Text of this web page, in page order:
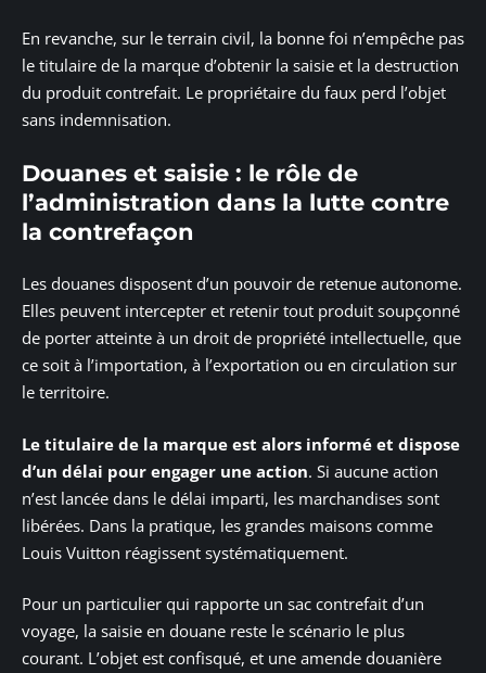
En revanche, sur le terrain civil, la bonne foi n’empêche pas
le titulaire de la marque d’obtenir la saisie et la destruction
du produit contrefait. Le propriétaire du faux perd l’objet
sans indemnisation.
Douanes et saisie : le rôle de
l’administration dans la lutte contre
la contrefaçon
Les douanes disposent d’un pouvoir de retenue autonome.
Elles peuvent intercepter et retenir tout produit soupçonné
de porter atteinte à un droit de propriété intellectuelle, que
ce soit à l’importation, à l’exportation ou en circulation sur
le territoire.
Le titulaire de la marque est alors informé et dispose
d’un délai pour engager une action. Si aucune action
n’est lancée dans le délai imparti, les marchandises sont
libérées. Dans la pratique, les grandes maisons comme
Louis Vuitton réagissent systématiquement.
Pour un particulier qui rapporte un sac contrefait d’un
voyage, la saisie en douane reste le scénario le plus
courant. L’objet est confisqué, et une amende douanière